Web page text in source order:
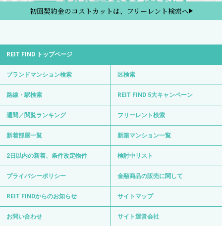
初回契約金のコストカットは、フリーレント検索へ
REIT FIND トップページ
ブランドマンション検索 区検索
路線・駅検索 REIT FIND 5大キャンペーン
週間／閲覧ランキング フリーレント検索
新着部屋一覧 新築マンション一覧
2日以内の新着、条件改定物件 検討中リスト
プライバシーポリシー 金融商品の販売に関して
REIT FINDからのお知らせ サイトマップ
お問い合わせ サイト運営会社